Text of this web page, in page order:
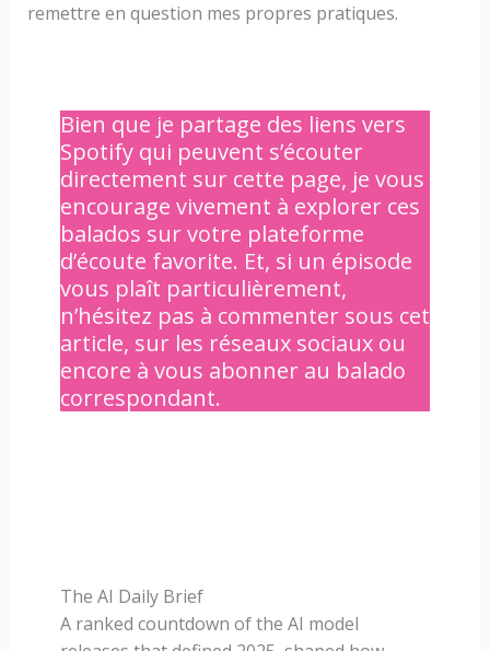
remettre en question mes propres pratiques.
Bien que je partage des liens vers
Spotify qui peuvent s’écouter
directement sur cette page, je vous
encourage vivement à explorer ces
balados sur votre plateforme
d’écoute favorite. Et, si un épisode
vous plaît particulièrement,
n’hésitez pas à commenter sous cet
article, sur les réseaux sociaux ou
encore à vous abonner au balado
correspondant.
The AI Daily Brief
A ranked countdown of the AI model